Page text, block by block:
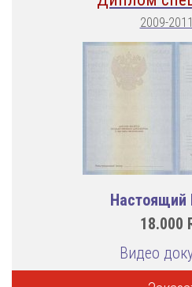
2009-
Настоящий
18.000
Видео